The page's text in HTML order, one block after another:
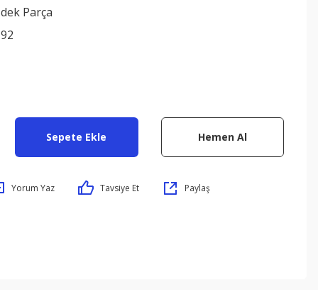
Parça
Sepete Ekle Hemen Al
Yorum Yaz Tavsiye Et Paylaş